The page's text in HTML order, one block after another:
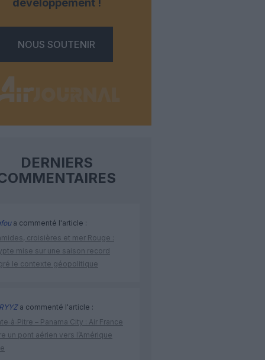
développement !
NOUS SOUTENIR
DERNIERS
a commenté l'article :
croisières et mer Rouge :
mise sur une saison record
le contexte géopolitique
a commenté l'article :
– Panama City : Air France
un pont aérien vers l’Amérique